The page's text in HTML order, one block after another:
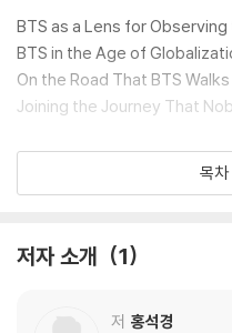
BTS as a Lens for
BTS in the Age of
On the Road That BTS Walks
Joining the Journey That
Chapter 1: BTS, Beyond K-
From the Margins of K-
The New Order of Global
BTS and K-pop:
목차
저자 소개 1
저 홍석경